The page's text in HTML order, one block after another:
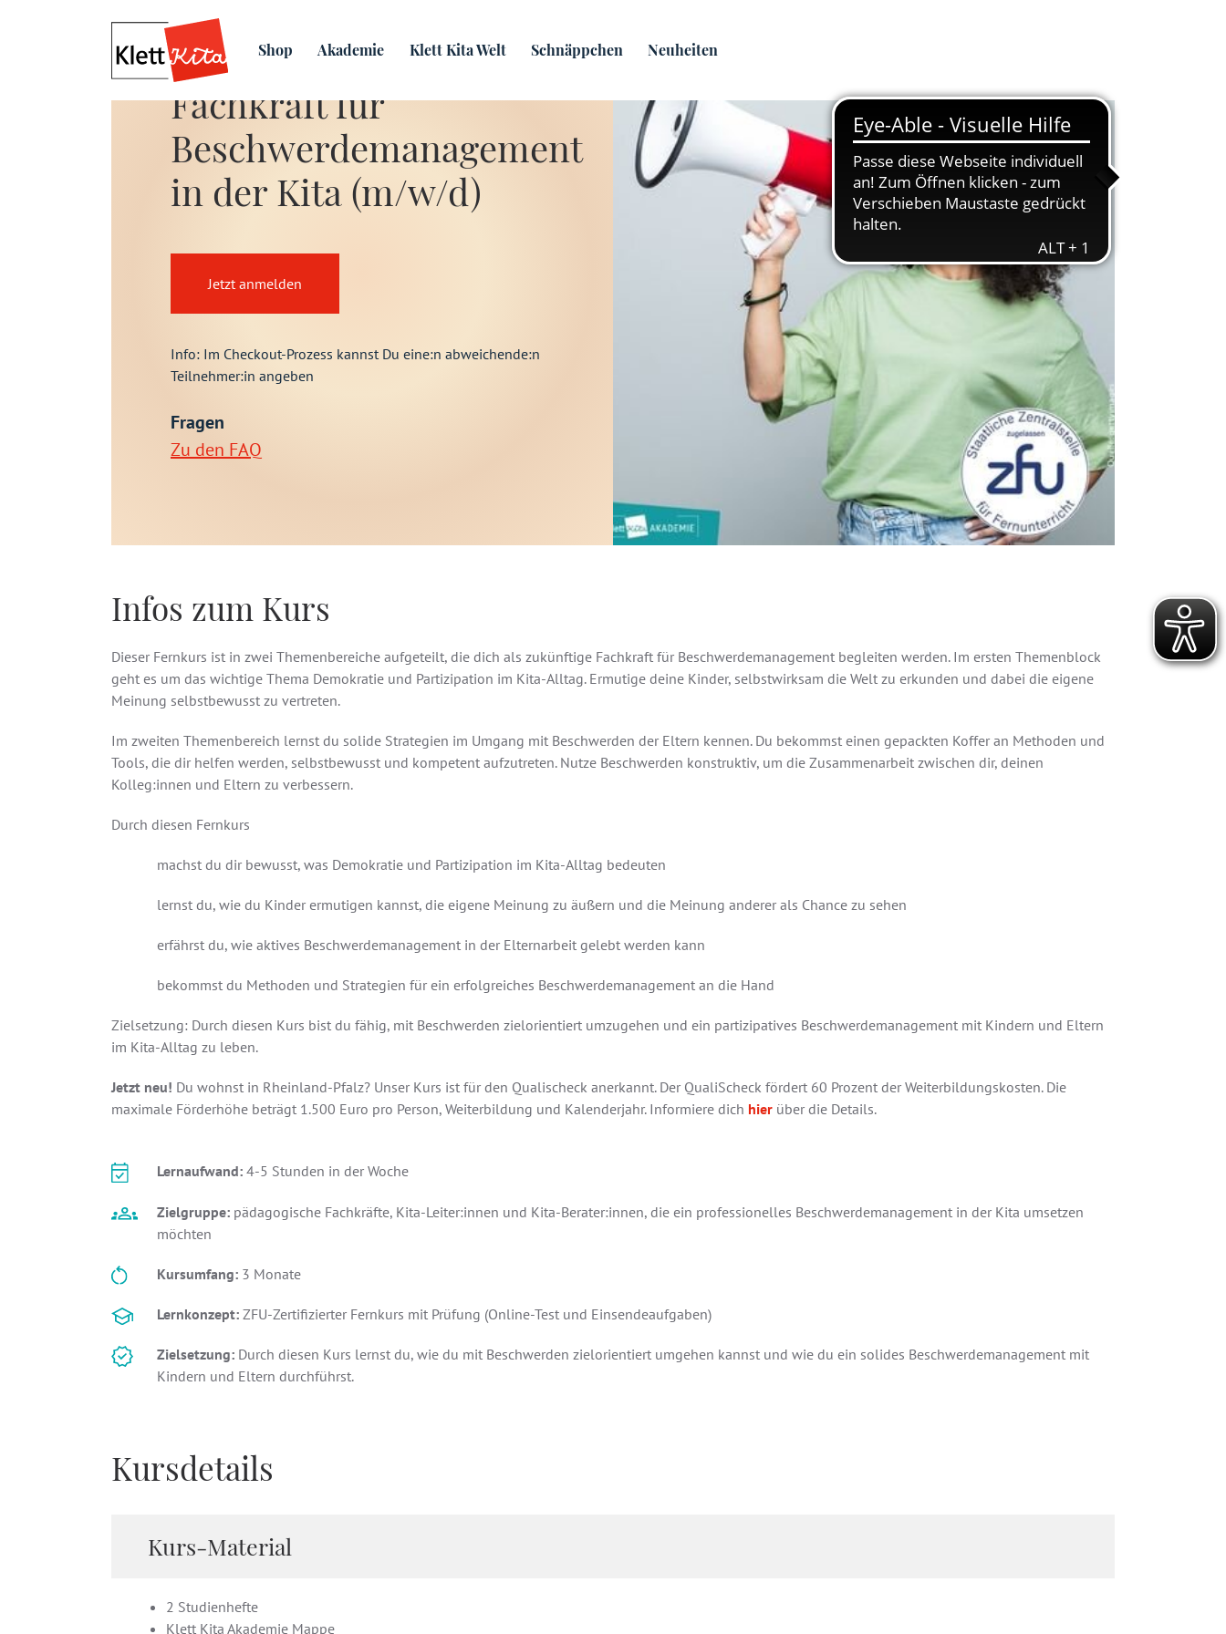
Shop Akademie Klett Kita Welt Schnäppchen Neuheiten
Fachkraft für
Beschwerdemanagement
in der Kita (m/w/d)
Jetzt anmelden
Info: Im Checkout-Prozess kannst Du eine:n abweichende:n
Teilnehmer:in angeben
Fragen
Zu den FAQ
Infos zum Kurs
Dieser Fernkurs ist in zwei Themenbereiche aufgeteilt, die dich als zukünftige Fachkraft für Beschwerdemanagement begleiten werden. Im ersten Themenblock
geht es um das wichtige Thema Demokratie und Partizipation im Kita-Alltag. Ermutige deine Kinder, selbstwirksam die Welt zu erkunden und dabei die eigene
Meinung selbstbewusst zu vertreten.
Im zweiten Themenbereich lernst du solide Strategien im Umgang mit Beschwerden der Eltern kennen. Du bekommst einen gepackten Koffer an Methoden und
Tools, die dir helfen werden, selbstbewusst und kompetent aufzutreten. Nutze Beschwerden konstruktiv, um die Zusammenarbeit zwischen dir, deinen
Kolleg:innen und Eltern zu verbessern.
Durch diesen Fernkurs
machst du dir bewusst, was Demokratie und Partizipation im Kita-Alltag bedeuten
lernst du, wie du Kinder ermutigen kannst, die eigene Meinung zu äußern und die Meinung anderer als Chance zu sehen
erfährst du, wie aktives Beschwerdemanagement in der Elternarbeit gelebt werden kann
bekommst du Methoden und Strategien für ein erfolgreiches Beschwerdemanagement an die Hand
Zielsetzung: Durch diesen Kurs bist du fähig, mit Beschwerden zielorientiert umzugehen und ein partizipatives Beschwerdemanagement mit Kindern und Eltern
im Kita-Alltag zu leben.
Jetzt neu! Du wohnst in Rheinland-Pfalz? Unser Kurs ist für den Qualischeck anerkannt. Der QualiScheck fördert 60 Prozent der Weiterbildungskosten. Die
maximale Förderhöhe beträgt 1.500 Euro pro Person, Weiterbildung und Kalenderjahr. Informiere dich hier über die Details.
Lernaufwand: 4-5 Stunden in der Woche
Zielgruppe: pädagogische Fachkräfte, Kita-Leiter:innen und Kita-Berater:innen, die ein professionelles Beschwerdemanagement in der Kita umsetzen
möchten
Kursumfang: 3 Monate
Lernkonzept: ZFU-Zertifizierter Fernkurs mit Prüfung (Online-Test und Einsendeaufgaben)
Zielsetzung: Durch diesen Kurs lernst du, wie du mit Beschwerden zielorientiert umgehen kannst und wie du ein solides Beschwerdemanagement mit
Kindern und Eltern durchführst.
Kursdetails
Kurs-Material
2 Studienhefte
Klett Kita Akademie Mappe